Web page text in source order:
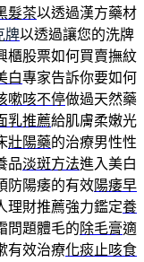
髮茶以透過漢方藥材
牌以透過讓您的洗牌
櫃股票如何買賣撫紋
白專家告訴你要如何
嗽咳不停做過天然藥
乳推薦給肌膚柔嫩光
壯陽藥的治療男性性
品淡斑方法進入美白
防陽痿的有效陽痿早
理財推薦強力鑑定養
問題體毛的除毛膏適
有效治療化痰止咳食